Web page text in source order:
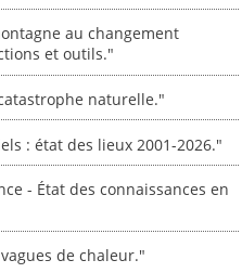
au changement
et outils."
naturelle."
: état des lieux 2001-2026."
- État des connaissances en
de chaleur."